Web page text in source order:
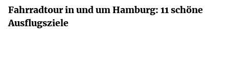
Fahrradtour in und um Hamburg: 11 schöne
Ausflugsziele